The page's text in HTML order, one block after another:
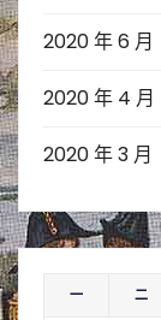
2020 年 6 月
2020 年 4 月
2020 年 3 月
一 二